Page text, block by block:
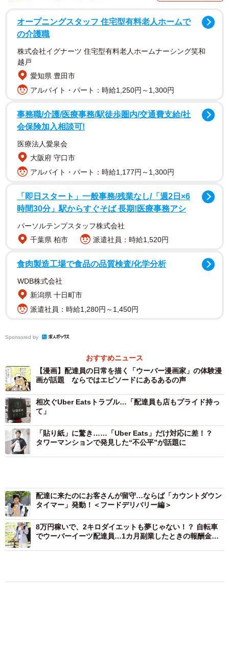
マクドナルドなどの大手チェーン店をはじめ行列のでき
る人気店、個性的な地元店の料理までが自宅やオフィス、
公園など好きな場所で食すことができる。ユーザーにとっ
必要がなく、初期投資、契約料なしでデリバリーサービス
を始めることができる。
このほど行われた発表会見で、Ｕｂｅｒ Ｅａｔｓアジ
ア太平洋地域統括部長のラージ・ベリー氏は「まさにイン
る。レストランにとっては追加投資無しで新しい顧客の確
保ができ、データ分析からビジネスを伸ばすきっかけにも
なる」と可能性の広がりについて語った。
ウーバー・ジャパンのシニアマーケティングマネジャ
ー、治田耕一さんは「このサービスはネットショッピング
の感覚に近いのではないか。スマホの画面には配達パート
ナーの顔写真が出るので、どんな人が届けてくれるのかが
分かり、ＧＰＳで常に配達パートナーの現在地が表示され
「配達パートナー」は登録制で、学生や主婦、収入を増
やしたい人のダブルワークにも利用されているという。登
録には身分証明の確認、審査がある。専用の保冷・保湿バ
ッグを使い、運送事業登録された自転車、原付きで配達す
る。
Ｕｂｅｒ Ｅａｔｓは２０１５年１２月、カナダのトロ
ントで始まり、現在は世界３５カ国で展開中。日本では２
０００店以上、配達パートナーは１万人以上という。
国内３都市目となる大阪では北区、中央区など市内１０
区を含む一部地域で４月２６日に開始。ケンタッキーフラ
イドチキン、堂島スウィーツ、お好みたまちゃん、ジョニ
上のレストランパートナーが名を連ねる。大阪のソウルフ
オープニングスタッフ 住宅型有料老人ホームで
の介護職
株式会社イグナーツ 住宅型有料老人ホームナーシング笑和
越戸
愛知県 豊田市
アルバイト・パート：時給1,250円～1,300円
事務職/介護/医療事務/駅徒歩圏内/交通費支給/社
会保険加入相談可!
医療法人愛泉会
大阪府 守口市
アルバイト・パート：時給1,177円～1,300円
「即日スタート」一般事務/残業なし/「週2日×6
時間30分」駅からすぐそば 長期!医療事務アシ
パーソルテンプスタッフ株式会社
千葉県 柏市
派遣社員：時給1,520円
食肉製造工場で食品の品質検査/化学分析
WDB株式会社
新潟県 十日町市
派遣社員：時給1,280円～1,450円
Sponsored by
おすすめニュース
【漫画】配達員の日常を描く「ウーバー漫画家」の体験漫
画が話題 ならではエピソードにあるあるの声
相次ぐUber Eatsトラブル…「配達員も店もプライド持っ
て」
「貼り紙」に驚き……「Uber Eats」だけ対応に差！？
タワーマンションで発見した“不公平”が話題に
8万円稼いで、2キロダイエットも夢じゃない！？ 自転車
でウーバーイーツ配達員…1カ月副業したときの報酬金額
と消費カロリーを計算